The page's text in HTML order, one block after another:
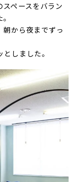
ペースをバラン
から夜までずっ
しました。